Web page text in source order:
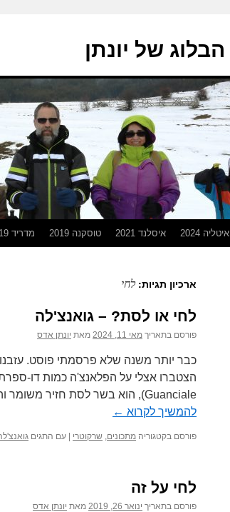
הבלוג של יונתן
מדריד 2019 טוסקנה 2019 איסלנד 2021 איטליה 2024
ארכיון תגיות:לחי
לחי או לסת? – גואנצ'לה
פורסם בתאריך מאי 11, 2024 מאת יונתן אדס
הצטברו אצלי על הפלאנצ'ה כמות דו-
Guanciale), הוא בשר לסת חזיר משומר והוא אחד המרכיבים החשובים בספגטי קרבונרה. …
להמשיך לקרוא ←
פורסם בקטגוריה מתכונים, שרקוטרי עם התגים
לחי על זה
פורסם בתאריך ינואר 26, 2019 מאת יונתן אדס